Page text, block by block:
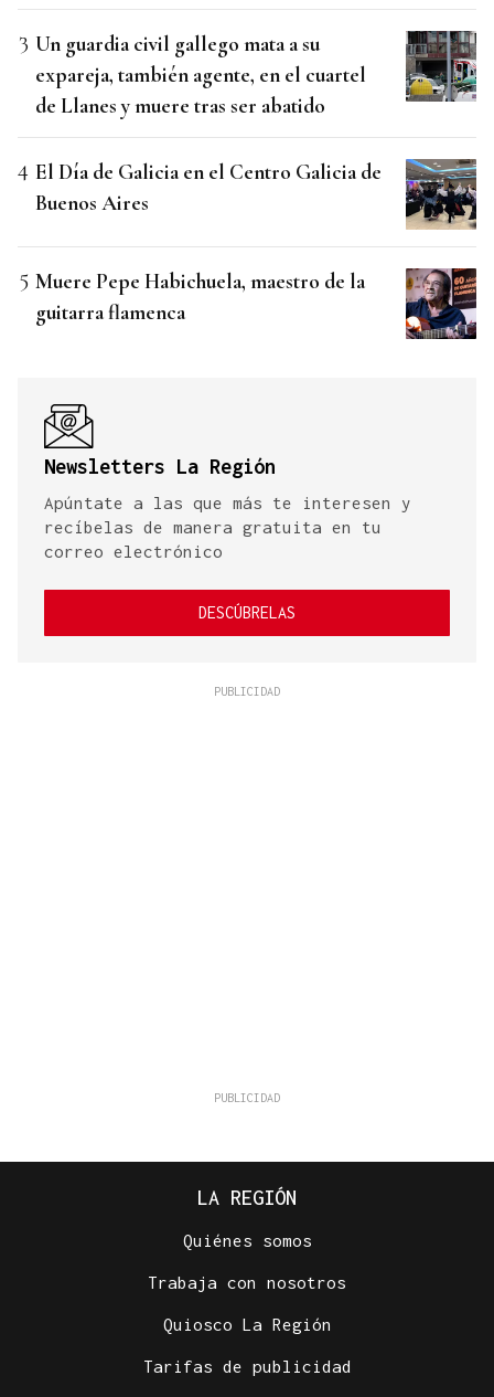
Un guardia civil gallego mata a su
expareja, también agente, en el cuartel
de Llanes y muere tras ser abatido
El Día de Galicia en el Centro Galicia de
Buenos Aires
Muere Pepe Habichuela, maestro de la
guitarra flamenca
Newsletters La Región
Apúntate a las que más te interesen y
recíbelas de manera gratuita en tu
correo electrónico
DESCÚBRELAS
LA REGIÓN
Quiénes somos
Trabaja con nosotros
Quiosco La Región
Tarifas de publicidad